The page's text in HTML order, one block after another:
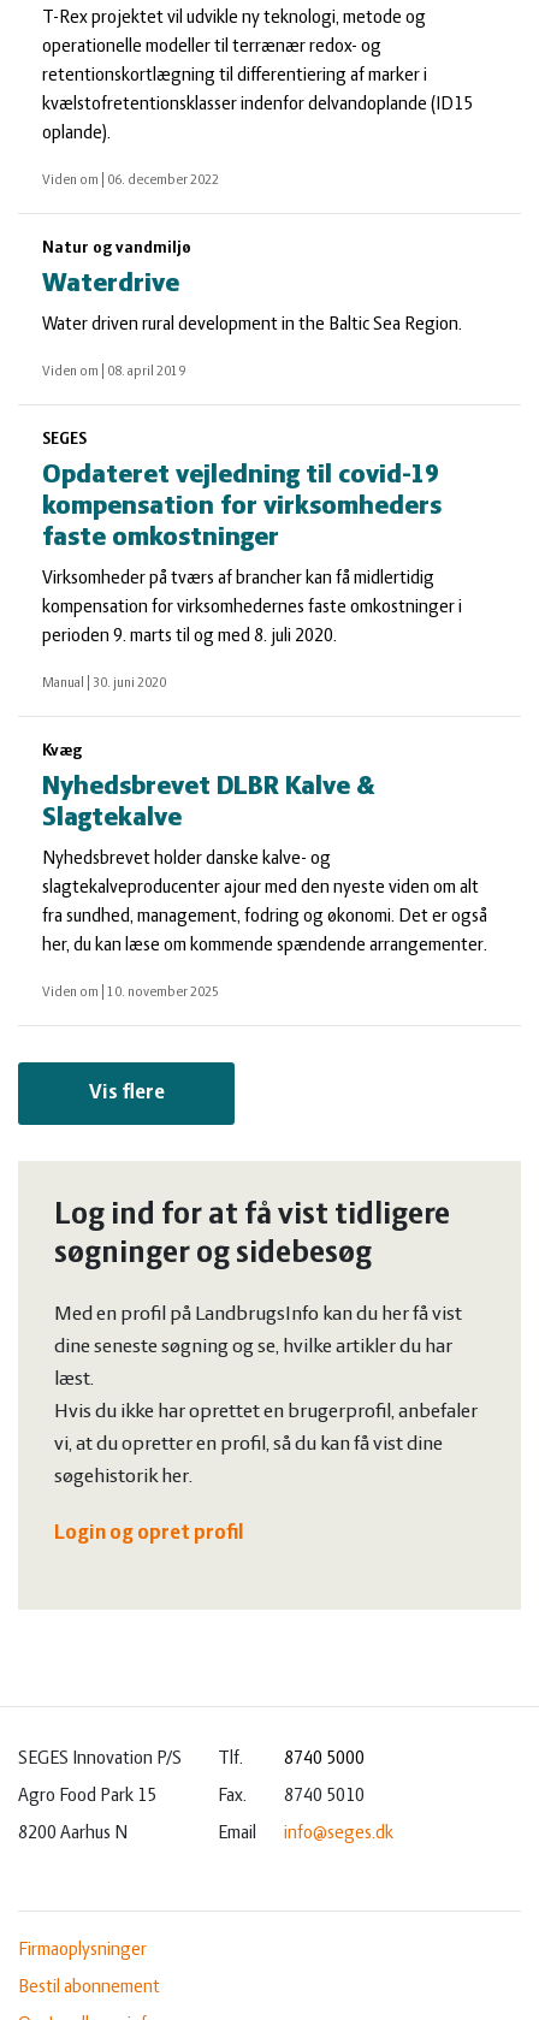
T-Rex projektet vil udvikle ny teknologi, metode og
operationelle modeller til terrænær redox- og
retentionskortlægning til differentiering af marker i
kvælstofretentionsklasser indenfor delvandoplande (ID15
oplande).
Viden om 06. december 2022
Natur og vandmiljø
Waterdrive
Water driven rural development in the Baltic Sea Region.
Viden om 08. april 2019
SEGES
Opdateret vejledning til covid-19
kompensation for virksomheders
faste omkostninger
Virksomheder på tværs af brancher kan få midlertidig
kompensation for virksomhedernes faste omkostninger i
perioden 9. marts til og med 8. juli 2020.
Manual 30. juni 2020
Kvæg
Nyhedsbrevet DLBR Kalve &
Slagtekalve
Nyhedsbrevet holder danske kalve- og
slagtekalveproducenter ajour med den nyeste viden om alt
fra sundhed, management, fodring og økonomi. Det er også
her, du kan læse om kommende spændende arrangementer.
Viden om 10. november 2025
Vis flere
Log ind for at få vist tidligere
søgninger og sidebesøg
Med en profil på LandbrugsInfo kan du her få vist
dine seneste søgning og se, hvilke artikler du har
læst.
Hvis du ikke har oprettet en brugerprofil, anbefaler
vi, at du opretter en profil, så du kan få vist dine
søgehistorik her.
Login og opret profil
SEGES Innovation P/S
Agro Food Park 15
8200 Aarhus N
Tlf.
8740 5000
Fax.
8740 5010
Email
info@seges.dk
Firmaoplysninger
Bestil abonnement